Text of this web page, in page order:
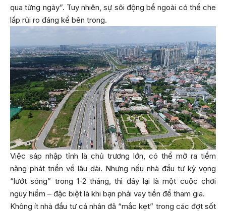
qua từng ngày”. Tuy nhiên, sự sôi động bề ngoài có thể che
lấp rủi ro đáng kể bên trong.
Việc sáp nhập tỉnh là chủ trương lớn, có thể mở ra tiềm
năng phát triển về lâu dài. Nhưng nếu nhà đầu tư kỳ vọng
“lướt sóng” trong 1-2 tháng, thì đây lại là một cuộc chơi
nguy hiểm – đặc biệt là khi bạn phải vay tiền để tham gia.
Không ít nhà đầu tư cá nhân đã “mắc kẹt” trong các đợt sốt